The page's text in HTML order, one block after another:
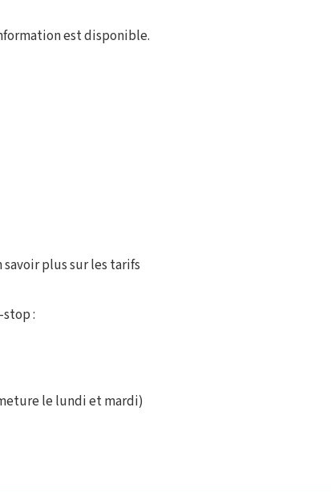
est disponible.
plus sur les tarifs
:
le lundi et mardi)